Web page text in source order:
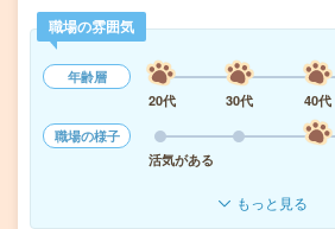
職場の雰囲気
年齢層
20代
30代 40代
職場の様子
活気がある
もっと見る